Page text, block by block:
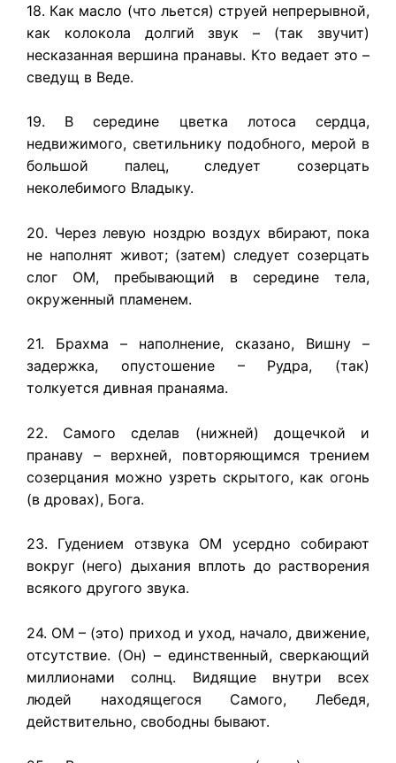
18. Как масло (что льется) струей непрерывной,
как колокола долгий звук – (так звучит)
несказанная вершина пранавы. Кто ведает это –
сведущ в Веде.
19. В середине цветка лотоса сердца,
недвижимого, светильнику подобного, мерой в
большой палец, следует созерцать
неколебимого Владыку.
20. Через левую ноздрю воздух вбирают, пока
не наполнят живот; (затем) следует созерцать
слог ОМ, пребывающий в середине тела,
окруженный пламенем.
21. Брахма – наполнение, сказано, Вишну –
задержка, опустошение – Рудра, (так)
толкуется дивная пранаяма.
22. Самого сделав (нижней) дощечкой и
пранаву – верхней, повторяющимся трением
созерцания можно узреть скрытого, как огонь
(в дровах), Бога.
23. Гудением отзвука ОМ усердно собирают
вокруг (него) дыхания вплоть до растворения
всякого другого звука.
24. ОМ – (это) приход и уход, начало, движение,
отсутствие. (Он) – единственный, сверкающий
миллионами солнц. Видящие внутри всех
людей находящегося Самого, Лебедя,
действительно, свободны бывают.